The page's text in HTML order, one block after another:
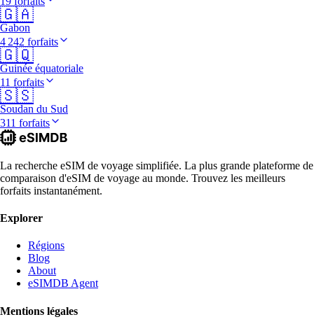
🇬🇦
Gabon
4 242 forfaits
🇬🇶
Guinée équatoriale
11 forfaits
🇸🇸
Soudan du Sud
311 forfaits
La recherche eSIM de voyage simplifiée. La plus grande plateforme de
comparaison d'eSIM de voyage au monde. Trouvez les meilleurs
forfaits instantanément.
Explorer
Régions
Blog
About
eSIMDB Agent
Mentions légales